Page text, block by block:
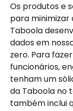
Os produtos e
para minimizar
Taboola
dados em
zero. Para
funcionários,
tenham um
da Taboola no
também inclui